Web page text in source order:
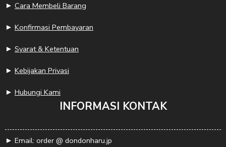
► Cara Membeli Barang
► Konfirmasi Pembayaran
► Syarat & Ketentuan
► Kebijakan Privasi
► Hubungi Kami
INFORMASI KONTAK
► Email: order @ dondonharu.jp